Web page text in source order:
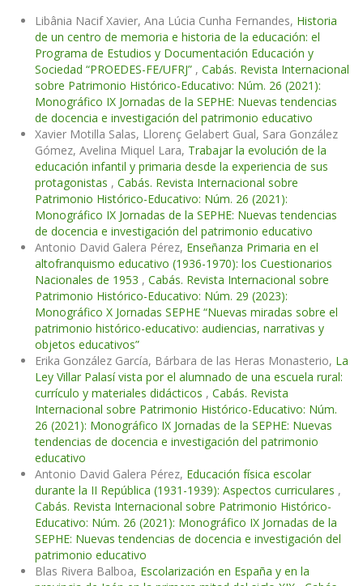
Libânia Nacif Xavier, Ana Lúcia Cunha Fernandes, Historia
de un centro de memoria e historia de la educación: el
Programa de Estudios y Documentación Educación y
Sociedad “PROEDES-FE/UFRJ” , Cabás. Revista Internacional
sobre Patrimonio Histórico-Educativo: Núm. 26 (2021):
Monográfico IX Jornadas de la SEPHE: Nuevas tendencias
de docencia e investigación del patrimonio educativo
Xavier Motilla Salas, Llorenç Gelabert Gual, Sara González
Gómez, Avelina Miquel Lara, Trabajar la evolución de la
educación infantil y primaria desde la experiencia de sus
protagonistas , Cabás. Revista Internacional sobre
Patrimonio Histórico-Educativo: Núm. 26 (2021):
Monográfico IX Jornadas de la SEPHE: Nuevas tendencias
de docencia e investigación del patrimonio educativo
Antonio David Galera Pérez, Enseñanza Primaria en el
altofranquismo educativo (1936-1970): los Cuestionarios
Nacionales de 1953 , Cabás. Revista Internacional sobre
Patrimonio Histórico-Educativo: Núm. 29 (2023):
Monográfico X Jornadas SEPHE “Nuevas miradas sobre el
patrimonio histórico-educativo: audiencias, narrativas y
objetos educativos”
Erika González García, Bárbara de las Heras Monasterio, La
Ley Villar Palasí vista por el alumnado de una escuela rural:
currículo y materiales didácticos , Cabás. Revista
Internacional sobre Patrimonio Histórico-Educativo: Núm.
26 (2021): Monográfico IX Jornadas de la SEPHE: Nuevas
tendencias de docencia e investigación del patrimonio
educativo
Antonio David Galera Pérez, Educación física escolar
durante la II República (1931-1939): Aspectos curriculares ,
Cabás. Revista Internacional sobre Patrimonio Histórico-
Educativo: Núm. 26 (2021): Monográfico IX Jornadas de la
SEPHE: Nuevas tendencias de docencia e investigación del
patrimonio educativo
Blas Rivera Balboa, Escolarización en España y en la